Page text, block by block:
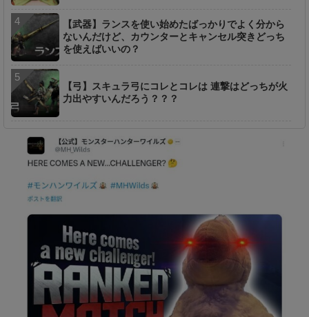
【武器】ランスを使い始めたばっかりでよく分から
ないんだけど、カウンターとキャンセル突きどっち
を使えばいいの？
【弓】スキュラ弓にコレとコレは 連撃はどっちが火
力出やすいんだろう？？？